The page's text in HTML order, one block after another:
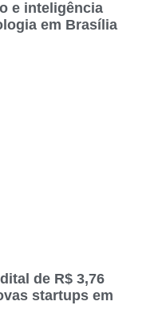
e inteligência
em Brasília
de R$ 3,76
startups em